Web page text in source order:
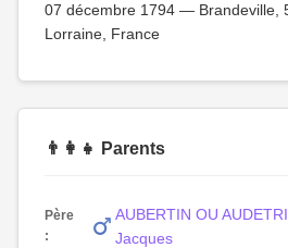
07 décembre 1794 — Brandeville,
Lorraine, France
👨‍👩‍👧 Parents
Père
:
AUBERTIN OU
Jacques